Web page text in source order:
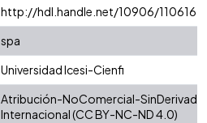
http://hdl.handle.net/10906/110616
spa
Universidad Icesi-Cienfi
Atribución-NoComercial-
Internacional (CC BY-NC-ND 4.0)